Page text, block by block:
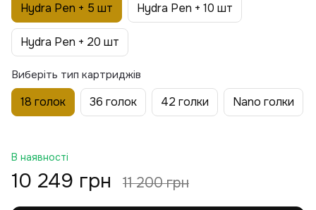
Hydra Pen + 5 шт Hydra Pen + 10 шт
Hydra Pen + 20 шт
Виберіть тип картриджів
18 голок 36 голок 42 голки Nano голки
В наявності
10 249 грн 11 200 грн